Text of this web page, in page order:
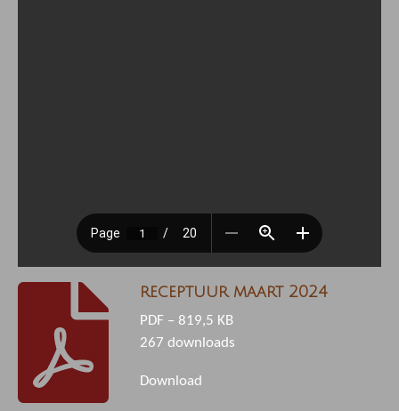
receptuur maart 2024
PDF – 819,5 KB
267 downloads
Download